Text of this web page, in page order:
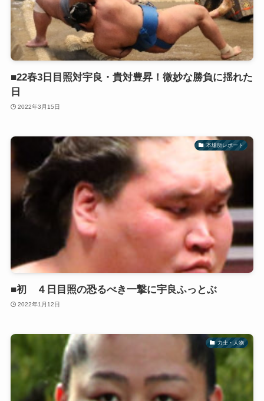
■22春3日目照対宇良・貴対豊昇！微妙な勝負に揺れた
日
2022年3月15日
本場所レポート
■初 ４日目照の恐るべき一撃に宇良ふっとぶ
2022年1月12日
力士・人物